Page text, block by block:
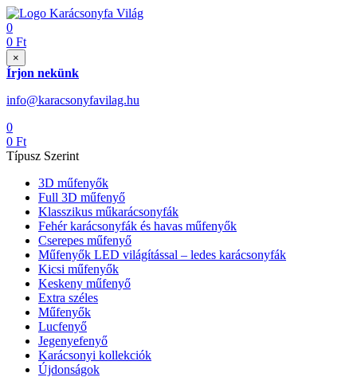
0
0 Ft
×
Írjon nekünk
info@karacsonyfavilag.hu
0
0 Ft
Típusz Szerint
3D műfenyők
Full 3D műfenyő
Klasszikus műkarácsonyfák
Fehér karácsonyfák és havas műfenyők
Cserepes műfenyő
Műfenyők LED világítással – ledes karácsonyfák
Kicsi műfenyők
Keskeny műfenyő
Extra széles
Műfenyők
Lucfenyő
Jegenyefenyő
Karácsonyi kollekciók
Újdonságok